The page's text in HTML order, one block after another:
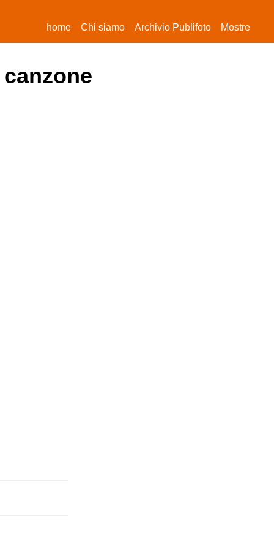
home(current)
Chi siamo Archivio Publifoto Mostre